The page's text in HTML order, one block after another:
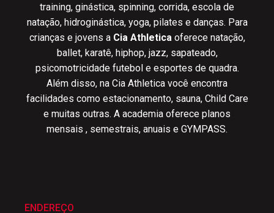
training, ginástica, spinning, corrida, escola de
natação, hidroginástica, yoga, pilates e danças. Para
crianças e jovens a Cia Athletica oferece natação,
ballet, karatê, hiphop, jazz, sapateado,
psicomotricidade futebol e esportes de quadra.
Além disso, na Cia Athletica você encontra
facilidades como estacionamento, sauna, Child Care
e muitas outras. A academia oferece planos
mensais , semestrais, anuais e GYMPASS.
ENDEREÇO